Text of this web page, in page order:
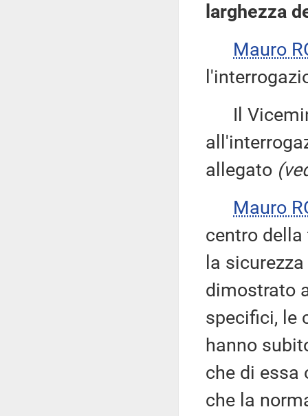
larghezza
Mauro
Il
allegato
Mauro
centro
la
dimostrato
specifici, le
hanno
che di essa
che la